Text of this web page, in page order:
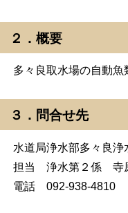
２．概要
多々良取水場の自動魚
３．問合せ先
水道局浄水部多々良浄
担当 浄水第２係 寺
電話 092-938-4810